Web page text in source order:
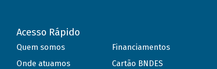
Acesso Rápido
Quem somos
Onde atuamos
Financiamentos
Cartão BNDES